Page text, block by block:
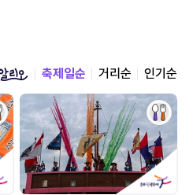
축제일순 거리순 인기순